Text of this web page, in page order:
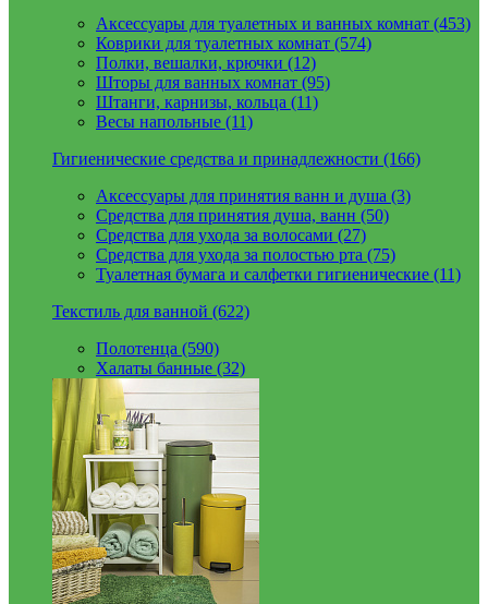
Аксессуары для туалетных и ванных комнат (453)
Коврики для туалетных комнат (574)
Полки, вешалки, крючки (12)
Шторы для ванных комнат (95)
Штанги, карнизы, кольца (11)
Весы напольные (11)
Гигиенические средства и принадлежности (166)
Аксессуары для принятия ванн и душа (3)
Средства для принятия душа, ванн (50)
Средства для ухода за волосами (27)
Средства для ухода за полостью рта (75)
Туалетная бумага и салфетки гигиенические (11)
Текстиль для ванной (622)
Полотенца (590)
Халаты банные (32)